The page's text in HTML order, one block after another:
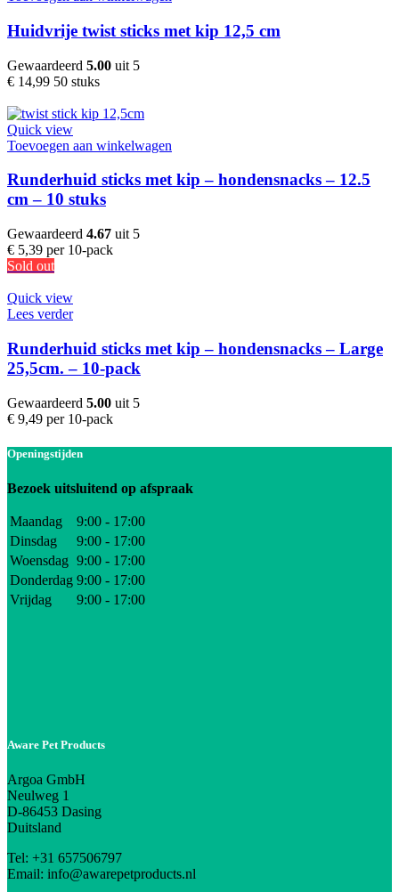
Huidvrije twist sticks met kip 12,5 cm
Gewaardeerd 5.00 uit 5
€ 14,99 50 stuks
Quick view
Toevoegen aan winkelwagen
Runderhuid sticks met kip – hondensnacks – 12.5
cm – 10 stuks
Gewaardeerd 4.67 uit 5
€ 5,39 per 10-pack
Sold out
Quick view
Lees verder
Runderhuid sticks met kip – hondensnacks – Large
25,5cm. – 10-pack
Gewaardeerd 5.00 uit 5
€ 9,49 per 10-pack
Openingstijden
Bezoek uitsluitend op afspraak
Maandag
9:00 - 17:00
Dinsdag
9:00 - 17:00
Woensdag 9:00 - 17:00
Donderdag 9:00 - 17:00
Vrijdag
9:00 - 17:00
Aware Pet Products
Argoa GmbH
Neulweg 1
D-86453 Dasing
Duitsland
Tel: +31 657506797
Email: info@awarepetproducts.nl